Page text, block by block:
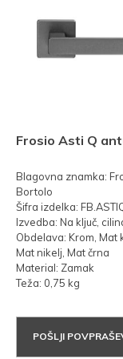
Frosio Asti Q
Blagovna znamka:
Bortolo
Šifra izdelka:
Izvedba: Na ključ,
Obdelava: Krom, Mat
Mat nikelj, Mat črna
Material: Zamak
Teža: 0,75 kg
POŠLJI